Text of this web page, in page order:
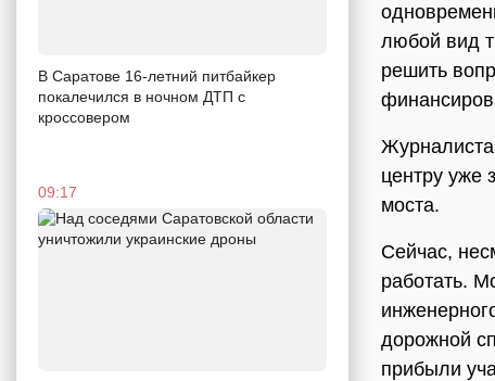
В Саратове 16-летний питбайкер
покалечился в ночном ДТП с
кроссовером
09:17
любой вид
решить
центру уже
моста.
Сейчас,
работать.
дорожной
прибыли